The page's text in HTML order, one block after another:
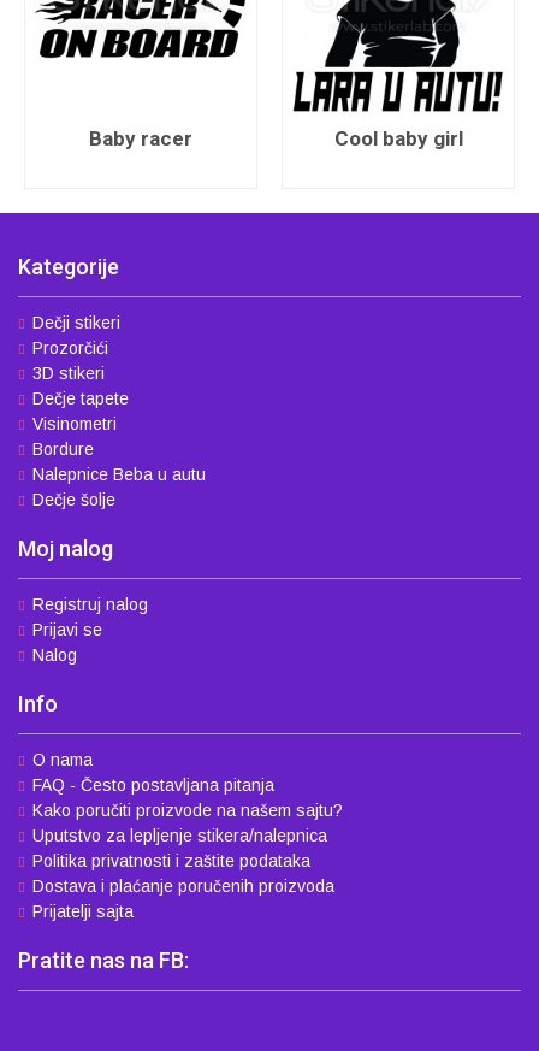
Baby racer Cool baby girl
Kategorije
Dečji stikeri
Prozorčići
3D stikeri
Dečje tapete
Visinometri
Bordure
Nalepnice Beba u autu
Dečje šolje
Moj nalog
Registruj nalog
Prijavi se
Nalog
Info
O nama
FAQ - Često postavljana pitanja
Kako poručiti proizvode na našem sajtu?
Uputstvo za lepljenje stikera/nalepnica
Politika privatnosti i zaštite podataka
Dostava i plaćanje poručenih proizvoda
Prijatelji sajta
Pratite nas na FB: